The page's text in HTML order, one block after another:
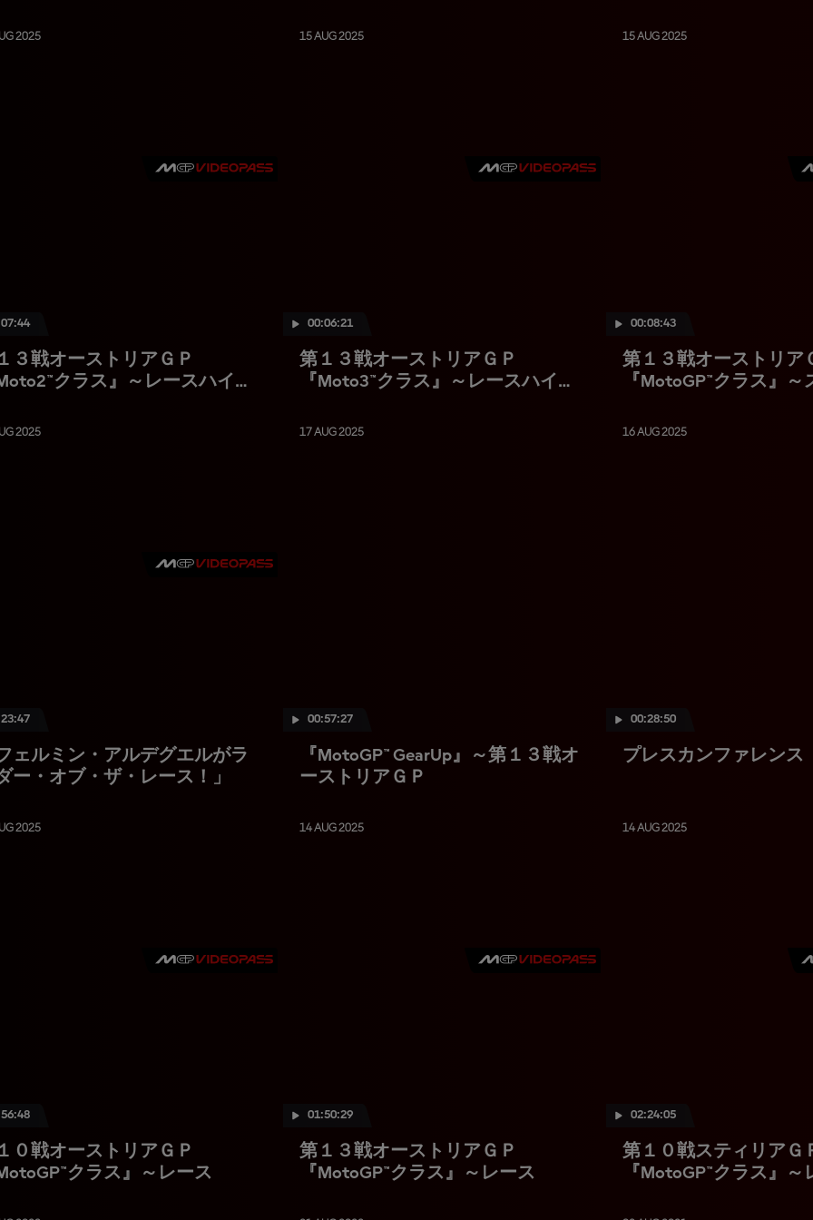
2025 15 AUG 2025 15 AUG 2025
３戦オーストリアＧＰ
クラス』～レースハイラ
2025
00:06:21
第１３戦オーストリアＧＰ
『Moto3™クラス』～レースハイラ
17 AUG 2025
00:08:43
第１３戦オーストリア
『MotoGP™クラス』
16 AUG 2025
ェルミン・アルデグエルがラ
ー・オブ・ザ・レース！」
2025
00:57:27
『MotoGP™ GearUp』～第１３戦オ
ーストリアＧＰ
14 AUG 2025
00:28:50
プレスカンファレンス
14 AUG 2025
０戦オーストリアＧＰ
クラス』～レース
01:50:29
第１３戦オーストリアＧＰ
『MotoGP™クラス』～レース
02:24:05
第１０戦スティリアＧ
『MotoGP™クラス』～